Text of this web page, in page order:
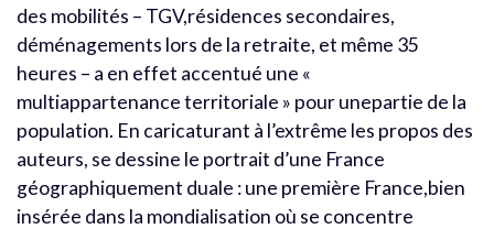
des mobilités – TGV,résidences secondaires,
déménagements lors de la retraite, et même 35
heures – a en effet accentué une «
multiappartenance territoriale » pour unepartie de la
population. En caricaturant à l’extrême les propos des
auteurs, se dessine le portrait d’une France
géographiquement duale : une première France,bien
insérée dans la mondialisation où se concentre